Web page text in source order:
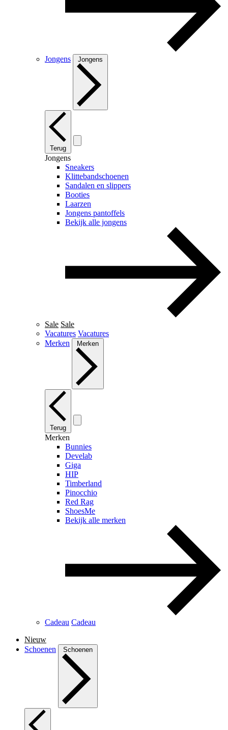
Jongens Jongens
Terug
Jongens
Sneakers
Klittebandschoenen
Sandalen en slippers
Booties
Laarzen
Jongens pantoffels
Bekijk alle jongens
Sale Sale
Vacatures Vacatures
Merken
Merken
Terug
Merken
Bunnies
Develab
Giga
HIP
Timberland
Pinocchio
Red Rag
ShoesMe
Bekijk alle merken
Cadeau Cadeau
Nieuw
Schoenen
Schoenen